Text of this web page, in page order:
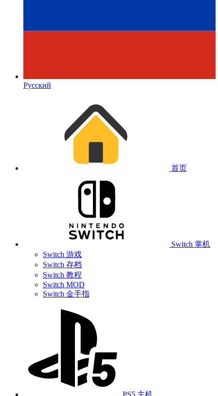
Русский
首页
Switch 掌机
Switch 游戏
Switch 存档
Switch 教程
Switch MOD
Switch 金手指